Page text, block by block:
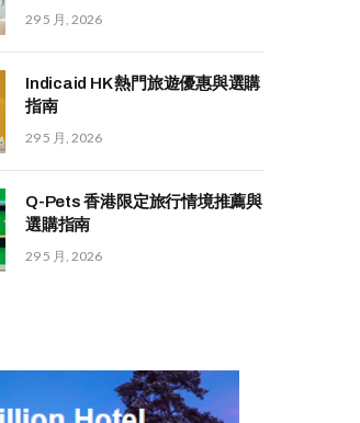
29 5 月, 2026
Indicaid HK 熱門旅遊優惠與選購
指南
29 5 月, 2026
Q-Pets 香港限定旅行情境推薦與
選購指南
29 5 月, 2026